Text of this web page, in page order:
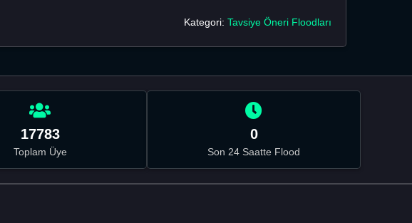
Kategori: Tavsiye Öneri Floodları
17783
Toplam Üye
0
Son 24 Saatte Flood